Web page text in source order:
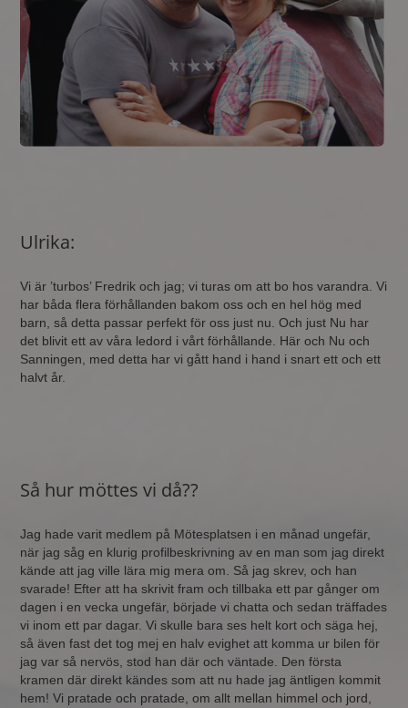
Ulrika:
Vi är ’turbos’ Fredrik och jag; vi turas om att bo hos varandra. Vi
har båda flera förhållanden bakom oss och en hel hög med
barn, så detta passar perfekt för oss just nu. Och just Nu har
det blivit ett av våra ledord i vårt förhållande. Här och Nu och
Sanningen, med detta har vi gått hand i hand i snart ett och ett
halvt år.
Så hur möttes vi då??
Jag hade varit medlem på Mötesplatsen i en månad ungefär,
när jag såg en klurig profilbeskrivning av en man som jag direkt
kände att jag ville lära mig mera om. Så jag skrev, och han
svarade! Efter att ha skrivit fram och tillbaka ett par gånger om
dagen i en vecka ungefär, började vi chatta och sedan träffades
vi inom ett par dagar. Vi skulle bara ses helt kort och säga hej,
så även fast det tog mej en halv evighet att komma ur bilen för
jag var så nervös, stod han där och väntade. Den första
kramen där direkt kändes som att nu hade jag äntligen kommit
hem! Vi pratade och pratade, om allt mellan himmel och jord,